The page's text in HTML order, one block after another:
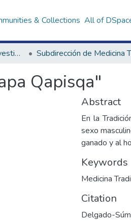
& Collections All of
Centro Nacional de Investigación Social e Interculturalidad en Salud
Qapisqa"
Abstract
En la
sexo
ganado y al
Keywords
Medicina
Citation
Delgado-